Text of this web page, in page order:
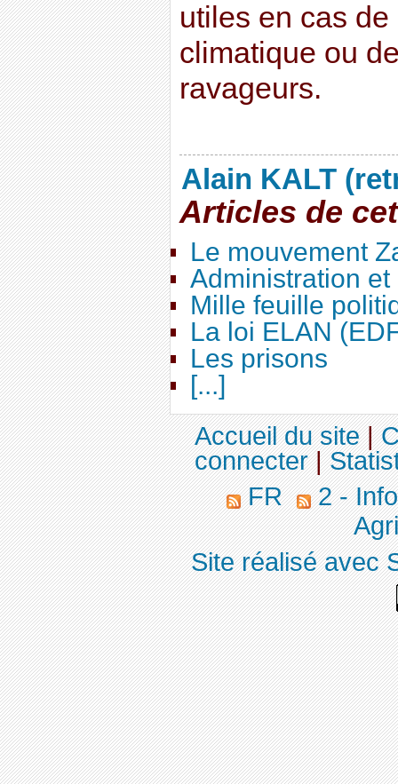
utiles en cas
climatique ou
ravageurs.
Alain KALT
Articles de
Le mouvement
Administration
Mille feuille
La loi ELAN
Les prisons
[...]
Accueil du site|
connecter|
FR
2 -
Site réalisé avec